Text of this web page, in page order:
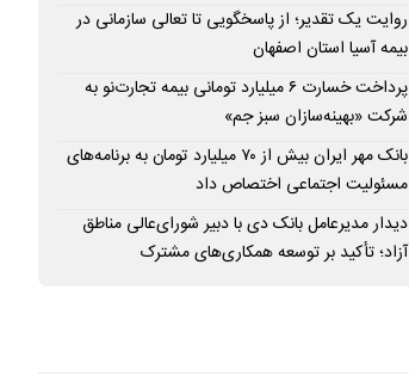
روایت یک تقدیر؛ از پاسخگویی تا تعالی سازمانی در
بیمه آسیا استان اصفهان
پرداخت خسارت ۶ میلیارد تومانی بیمه تجارت‌نو به
شرکت «بهینه‌سازان سبز جم»
بانک مهر ایران بیش از ۷۰ میلیارد تومان به برنامه‌های
مسئولیت اجتماعی اختصاص داد
دیدار مدیرعامل بانک دی با دبیر شورای‌عالی مناطق
آزاد؛ تأکید بر توسعه همکاری‌های مشترک